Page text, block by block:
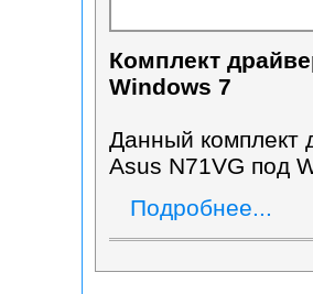
Комплект
Windows 7
Данный комплект
Asus N71VG под
Подробнее...